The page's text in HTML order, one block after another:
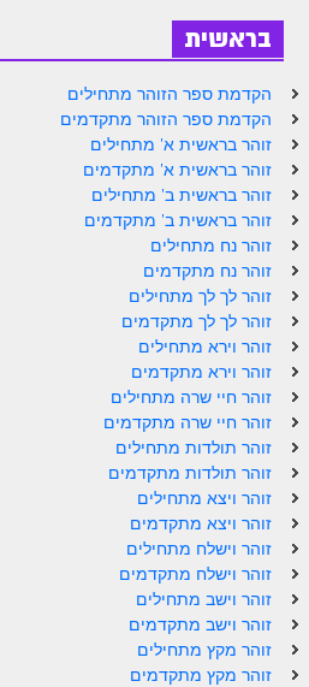
ספר הזוהר חיי שרה מתקדמים
ספר הזוהר תולדות מתקדמים
ספר הזוהר ויצא מתחילים
ספר הזוהר וישלח מתחילים
הזוהר הקדוש וישלח מתקדמים
הזוהר הקדוש וישב מתחילים
הזוהר הקדוש וישב מתקדמים
הזוהר הקדוש מקץ מתחילים
הזוהר הקדוש מקץ מתקדמים
הזוהר הקדוש ויגש מתחילים
הזוהר הקדוש ויגש מתקדמים
הזוהר הקדוש ויחי מתחילים
הזוהר הקדוש ויחי מתקדמים
בראשית
הקדמת ספר הזוהר מתחילים
הקדמת ספר הזוהר מתקדמים
זוהר בראשית א' מתחילים
זוהר בראשית א' מתקדמים
זוהר בראשית ב' מתחילים
זוהר בראשית ב' מתקדמים
זוהר נח מתחילים
זוהר נח מתקדמים
זוהר לך לך מתחילים
זוהר לך לך מתקדמים
זוהר וירא מתחילים
זוהר וירא מתקדמים
זוהר חיי שרה מתחילים
זוהר חיי שרה מתקדמים
זוהר תולדות מתחילים
זוהר תולדות מתקדמים
זוהר ויצא מתחילים
זוהר ויצא מתקדמים
זוהר וישלח מתחילים
זוהר וישלח מתקדמים
זוהר וישב מתחילים
זוהר וישב מתקדמים
זוהר מקץ מתחילים
זוהר מקץ מתקדמים